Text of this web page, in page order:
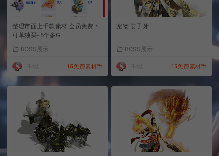
整理市面上千款素材 会员免费下
可单独买-5个多G
BOSS展示
15免费素材币
宠物 姜子牙
BOSS展示
15免费素材币